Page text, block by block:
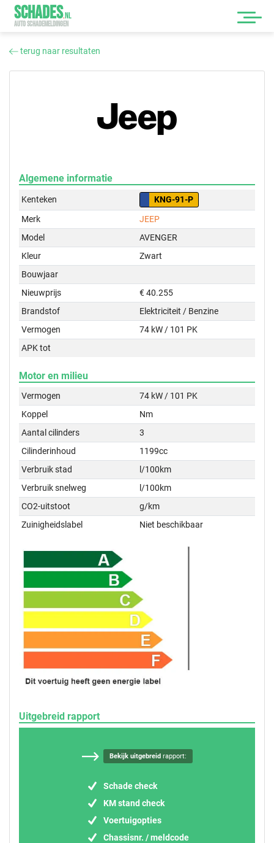
SCHADES.NL
AUTO SCHADEMELDINGEN
terug naar resultaten
Algemene informatie
Kenteken
KNG-91-P
Merk
JEEP
Model
AVENGER
Kleur
Zwart
Bouwjaar
Nieuwprijs
€ 40.255
Brandstof
Elektriciteit / Benzine
Vermogen
74 kW / 101 PK
APK tot
Motor en milieu
Vermogen
74 kW / 101 PK
Koppel
Nm
Aantal cilinders
3
Cilinderinhoud
1199cc
Verbruik stad
l/100km
Verbruik snelweg
l/100km
CO2-uitstoot
g/km
Zuinigheidslabel
Niet beschikbaar
Uitgebreid rapport
Bekijk uitgebreidrapport:
Schade check
KM stand check
Voertuigopties
Chassisnr. / meldcode